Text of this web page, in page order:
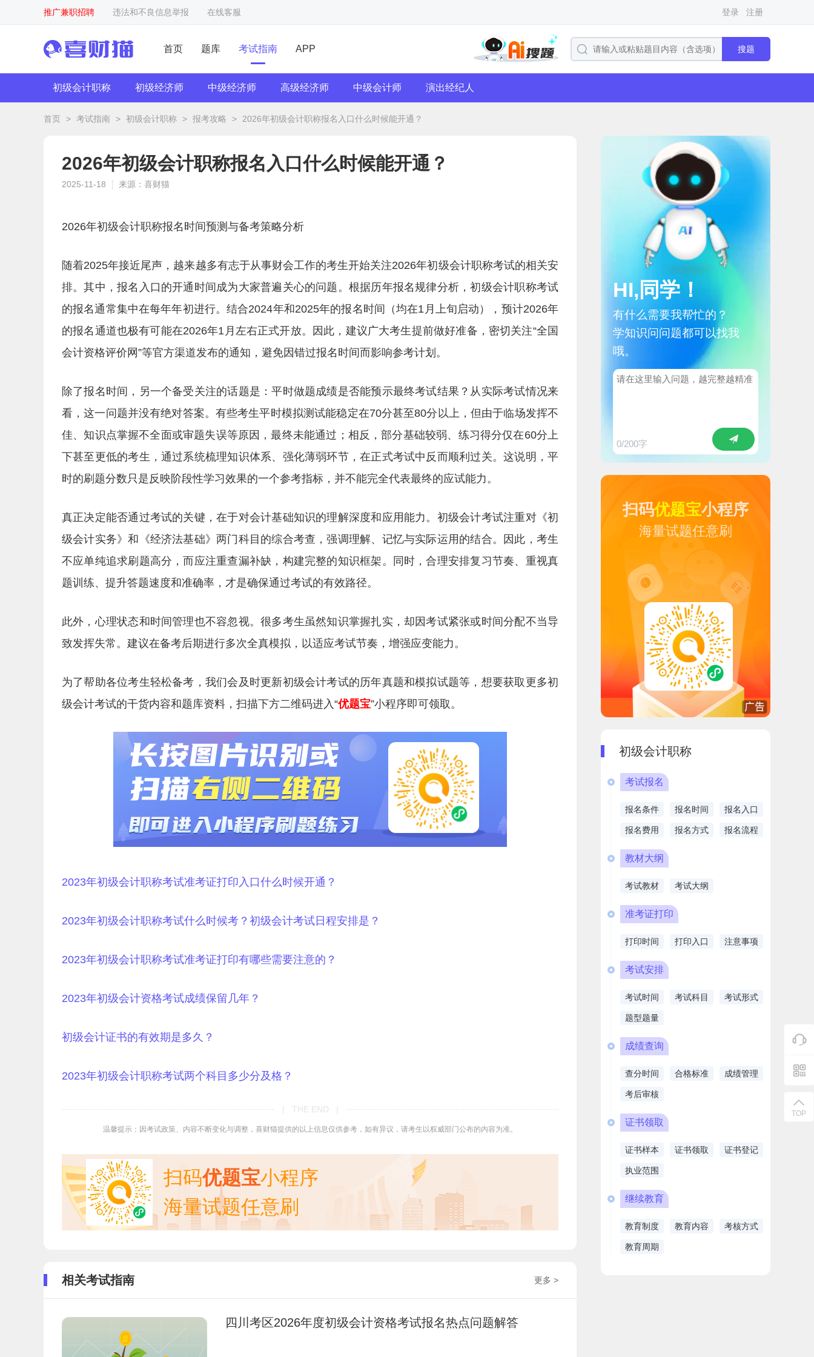
推广兼职招聘 违法和不良信息举报 在线客服 登录 注册
首页 题库 考试指南 APP 搜题
初级会计职称 初级经济师 中级经济师 高级经济师 中级会计师 演出经纪人
首页 > 考试指南 > 初级会计职称 > 报考攻略 > 2026年初级会计职称报名入口什么时候能开通？
2026年初级会计职称报名入口什么时候能开通？
2025-11-18 来源：喜财猫
2026年初级会计职称报名时间预测与备考策略分析
随着2025年接近尾声，越来越多有志于从事财会工作的考生开始关注2026年初级会计职称考试的相关安
排。其中，报名入口的开通时间成为大家普遍关心的问题。根据历年报名规律分析，初级会计职称考试
的报名通常集中在每年年初进行。结合2024年和2025年的报名时间（均在1月上旬启动），预计2026年
的报名通道也极有可能在2026年1月左右正式开放。因此，建议广大考生提前做好准备，密切关注“全国
会计资格评价网”等官方渠道发布的通知，避免因错过报名时间而影响参考计划。
除了报名时间，另一个备受关注的话题是：平时做题成绩是否能预示最终考试结果？从实际考试情况来
看，这一问题并没有绝对答案。有些考生平时模拟测试能稳定在70分甚至80分以上，但由于临场发挥不
佳、知识点掌握不全面或审题失误等原因，最终未能通过；相反，部分基础较弱、练习得分仅在60分上
下甚至更低的考生，通过系统梳理知识体系、强化薄弱环节，在正式考试中反而顺利过关。这说明，平
时的刷题分数只是反映阶段性学习效果的一个参考指标，并不能完全代表最终的应试能力。
真正决定能否通过考试的关键，在于对会计基础知识的理解深度和应用能力。初级会计考试注重对《初
级会计实务》和《经济法基础》两门科目的综合考查，强调理解、记忆与实际运用的结合。因此，考生
不应单纯追求刷题高分，而应注重查漏补缺，构建完整的知识框架。同时，合理安排复习节奏、重视真
题训练、提升答题速度和准确率，才是确保通过考试的有效路径。
此外，心理状态和时间管理也不容忽视。很多考生虽然知识掌握扎实，却因考试紧张或时间分配不当导
致发挥失常。建议在备考后期进行多次全真模拟，以适应考试节奏，增强应变能力。
为了帮助各位考生轻松备考，我们会及时更新初级会计考试的历年真题和模拟试题等，想要获取更多初
级会计考试的干货内容和题库资料，扫描下方二维码进入“优题宝”小程序即可领取。
2023年初级会计职称考试准考证打印入口什么时候开通？
2023年初级会计职称考试什么时候考？初级会计考试日程安排是？
2023年初级会计职称考试准考证打印有哪些需要注意的？
2023年初级会计资格考试成绩保留几年？
初级会计证书的有效期是多久？
2023年初级会计职称考试两个科目多少分及格？
| THE END |
温馨提示：因考试政策、内容不断变化与调整，喜财猫提供的以上信息仅供参考，如有异议，请考生以权威部门公布的内容为准。
扫码优题宝小程序
海量试题任意刷
相关考试指南 更多 >
四川考区2026年度初级会计资格考试报名热点问题解答
HI,同学！
有什么需要我帮忙的？
学知识问问题都可以找我
哦。
0/200字
扫码优题宝小程序
海量试题任意刷
初级会计职称
考试报名
报名条件 报名时间 报名入口
报名费用 报名方式 报名流程
教材大纲
考试教材 考试大纲
准考证打印
打印时间 打印入口 注意事项
考试安排
考试时间 考试科目 考试形式
题型题量
成绩查询
查分时间 合格标准 成绩管理
考后审核
证书领取
证书样本 证书领取 证书登记
执业范围
继续教育
教育制度 教育内容 考核方式
教育周期
TOP